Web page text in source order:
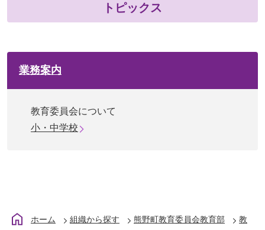
トピックス
業務案内
教育委員会について
小・中学校
ホーム 組織から探す 熊野町教育委員会教育部
教